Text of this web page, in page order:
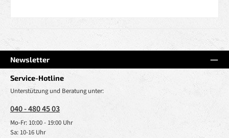
Newsletter
Service-Hotline
Unterstützung und Beratung unter:
040 - 480 45 03
Mo-Fr: 10:00 - 19:00 Uhr
Sa: 10-16 Uhr